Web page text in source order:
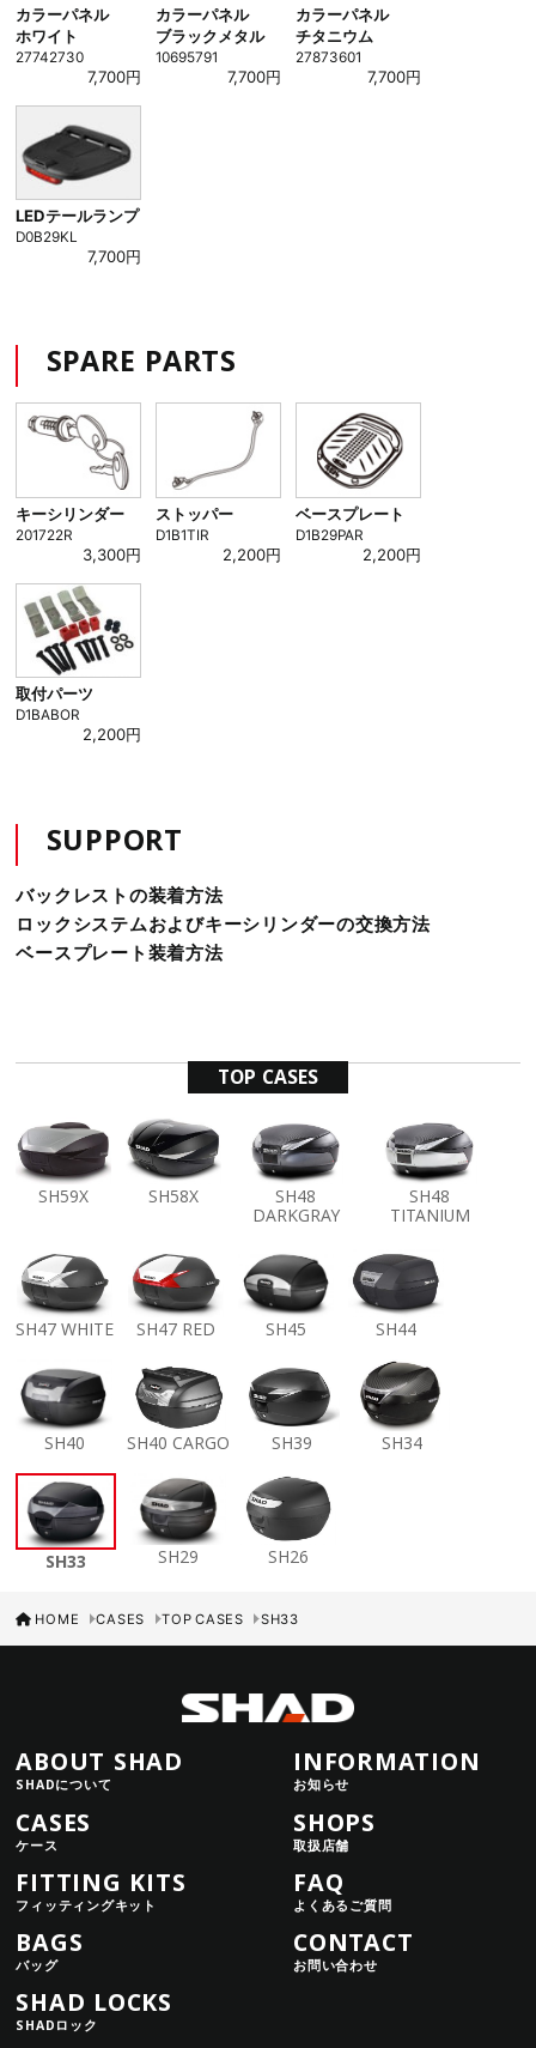
カラーパネル
ホワイト
27742730
7,700円
カラーパネル
ブラックメタル
10695791
7,700円
カラーパネル
チタニウム
27873601
7,700円
LEDテールランプ
D0B29KL
7,700円
SPARE PARTS
キーシリンダー
201722R
3,300円
ストッパー
D1B1TIR
2,200円
ベースプレート
D1B29PAR
2,200円
取付パーツ
D1BABOR
2,200円
SUPPORT
バックレストの装着方法
ロックシステムおよびキーシリンダーの交換方法
ベースプレート装着方法
TOP CASES
SH59X SH58X SH48
DARKGRAY
SH48
TITANIUM
SH47 WHITE SH47 RED SH45 SH44
SH40 SH40 CARGO SH39 SH34
SH33 SH29 SH26
HOME CASES TOP CASES SH33
ABOUT SHAD
SHADについて
CASES
ケース
FITTING KITS
フィッティングキット
BAGS
バッグ
SHAD LOCKS
SHADロック
INFORMATION
お知らせ
SHOPS
取扱店舗
FAQ
よくあるご質問
CONTACT
お問い合わせ